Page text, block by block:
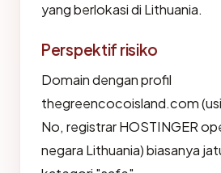
yang berlokasi di Lithuania.
Perspektif risiko
Domain dengan profil
thegreencocoisland.com
No, registrar HOSTINGER
negara Lithuania) biasanya